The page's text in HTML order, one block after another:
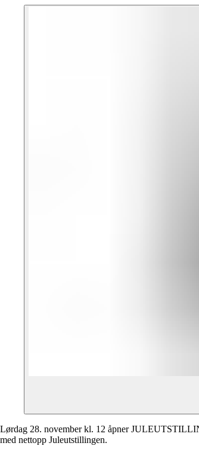
Lørdag 28. november kl. 12 åpner
med nettopp Juleutstillingen.